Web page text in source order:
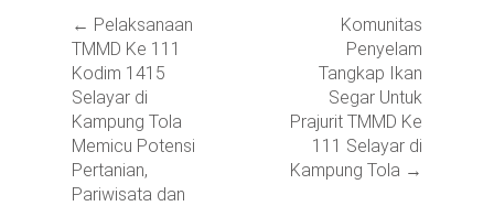
navigation
← Pelaksanaan
TMMD Ke 111
Kodim 1415
Selayar di
Kampung Tola
Memicu Potensi
Pertanian,
Pariwisata dan
Komunitas
Penyelam
Tangkap Ikan
Segar Untuk
Prajurit TMMD Ke
111 Selayar di
Kampung Tola →